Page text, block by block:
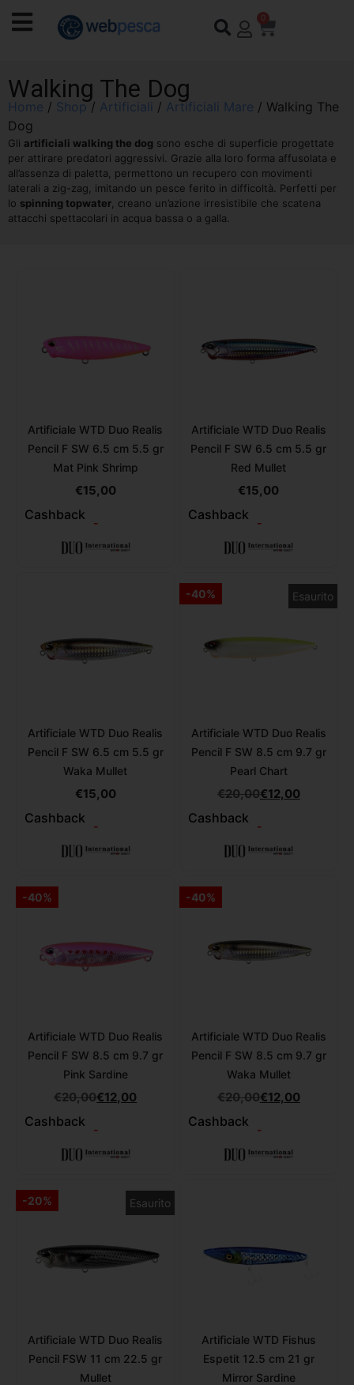
0
Walking The Dog
Home / Shop/ Artificiali / Artificiali Mare / Walking The
Dog
Gli artificiali walking the dog sono esche di superficie progettate
per attirare predatori aggressivi. Grazie alla loro forma affusolata e
all’assenza di paletta, permettono un recupero con movimenti
laterali a zig-zag, imitando un pesce ferito in difficoltà. Perfetti per
lo spinning topwater , creano un’azione irresistibile che scatena
attacchi spettacolari in acqua bassa o a galla.
Artificiale WTD Duo Realis
Pencil F SW 6.5 cm 5.5 gr
Mat Pink Shrimp
€15,00
Cashback
-
Artificiale WTD Duo Realis
Pencil F SW 6.5 cm 5.5 gr
Red Mullet
€15,00
Cashback
-
Artificiale WTD Duo Realis
Pencil F SW 6.5 cm 5.5 gr
Waka Mullet
€15,00
Cashback
-
-40%
Artificiale WTD Duo Realis
Pencil F SW 8.5 cm 9.7 gr
Pearl Chart
Esaurito
€20,00€12,00
Cashback
-
-40%
Artificiale WTD Duo Realis
Pencil F SW 8.5 cm 9.7 gr
Pink Sardine
€20,00€12,00
Cashback
-
-40%
Artificiale WTD Duo Realis
Pencil F SW 8.5 cm 9.7 gr
Waka Mullet
€20,00€12,00
Cashback
-
-20%
Artificiale WTD Duo Realis
Pencil FSW 11 cm 22.5 gr
Mullet
Esaurito
Artificiale WTD Fishus
Espetit 12.5 cm 21 gr
Mirror Sardine